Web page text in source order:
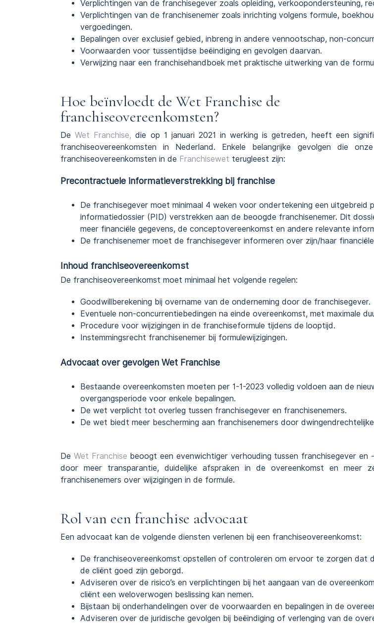
Verplichtingen van de franchisegever zoals opleiding, verkoopondersteuning,
Verplichtingen van de franchisenemer zoals inrichting volgens formule,
vergoedingen.
Bepalingen over exclusief gebied, inbreng in andere vennootschap, non-
Voorwaarden voor tussentijdse beëindiging en gevolgen daarvan.
Verwijzing naar een franchisehandboek met praktische uitwerking van de
Hoe beïnvloedt de Wet Franchise de
franchiseovereenkomsten?
DeWet Franchise, die op 1 januari 2021 in werking is getreden, heeft een
franchiseovereenkomsten in Nederland. Enkele belangrijke gevolgen die
franchiseovereenkomsten in de Franchisewet terugleest zijn:
Precontractuele informatieverstrekking bij franchise
De franchisegever moet minimaal 4 weken voor ondertekening een uitgebreid
informatiedossier (PID) verstrekken aan de beoogde franchisenemer. Dit
meer financiële gegevens, de conceptovereenkomst en andere relevante
De franchisenemer moet de franchisegever informeren over zijn/haar
Inhoud franchiseovereenkomst
De franchiseovereenkomst moet minimaal het volgende regelen:
Goodwillberekening bij overname van de onderneming door de franchisegever.
Eventuele non-concurrentiebedingen na einde overeenkomst, met maximale
Procedure voor wijzigingen in de franchiseformule tijdens de looptijd.
Instemmingsrecht franchisenemer bij formulewijzigingen.
Advocaat over gevolgen Wet Franchise
Bestaande overeenkomsten moeten per 1-1-2023 volledig voldoen aan de
overgangsperiode voor enkele bepalingen.
De wet verplicht tot overleg tussen franchisegever en franchisenemers.
De wet biedt meer bescherming aan franchisenemers door
De Wet Franchise beoogt een evenwichtiger verhouding tussen franchisegever en
door meer transparantie, duidelijke afspraken in de overeenkomst en meer
franchisenemers over wijzigingen in de formule.
Rol van een franchise advocaat
Een advocaat kan de volgende diensten verlenen bij een franchiseovereenkomst:
De franchiseovereenkomst opstellen of controleren om ervoor te zorgen dat
de cliënt goed zijn geborgd.
Adviseren over de risico’s en verplichtingen bij het aangaan van de
cliënt een weloverwogen beslissing kan nemen.
Bijstaan bij onderhandelingen over de voorwaarden en bepalingen in de
Adviseren over de juridische gevolgen bij beëindiging of verlenging van de